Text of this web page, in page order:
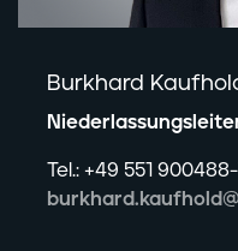
Burkhard
Tel.: +49 551 900488-